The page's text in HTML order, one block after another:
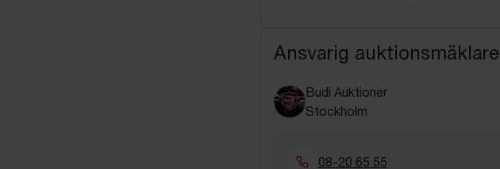
Ansvarig auktionsmäklare
Budi Auktioner
Stockholm
08-20 65 55